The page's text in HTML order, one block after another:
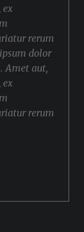
ex
rerum
dolor
Amet aut,
ex
rerum